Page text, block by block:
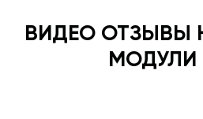
ВИДЕО ОТЗЫВЫ
МОДУЛИ